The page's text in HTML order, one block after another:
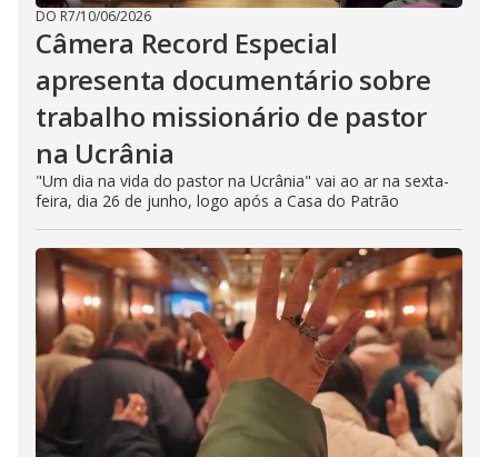
DO R7/10/06/2026
Câmera Record Especial
apresenta documentário sobre
trabalho missionário de pastor
na Ucrânia
"Um dia na vida do pastor na Ucrânia" vai ao ar na sexta-
feira, dia 26 de junho, logo após a Casa do Patrão